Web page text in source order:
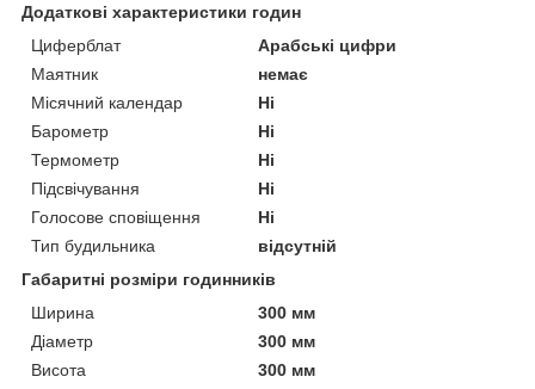
Додаткові характеристики годин
Циферблат
Арабські цифри
Маятник
немає
Місячний календар
Ні
Барометр
Ні
Термометр
Ні
Підсвічування
Ні
Голосове сповіщення
Ні
Тип будильника
відсутній
Габаритні розміри годинників
Ширина
300 мм
Діаметр
300 мм
Висота
300 мм